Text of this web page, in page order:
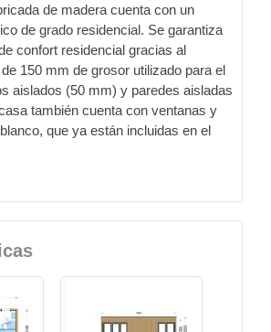
de madera cuenta con un
de grado residencial. Se garantiza
confort residencial gracias al
150 mm de grosor utilizado para el
aislados (50 mm) y paredes aisladas
también cuenta con ventanas y
que ya están incluidas en el